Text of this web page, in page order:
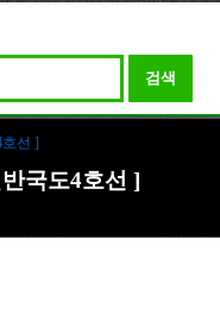
검색
선 ]
국도4호선 ]